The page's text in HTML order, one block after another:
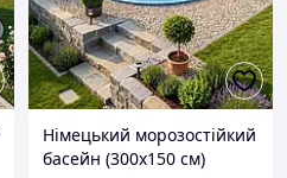
Німецький морозостійкий
басейн (300х150 см)